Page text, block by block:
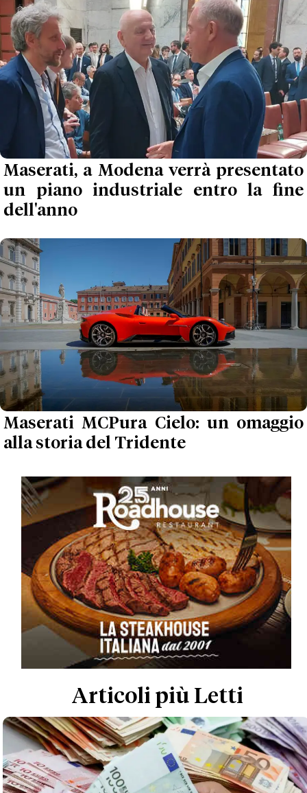
Maserati, a Modena verrà presentato
un piano industriale entro la fine
dell'anno
Maserati MCPura Cielo: un omaggio
alla storia del Tridente
Articoli più Letti